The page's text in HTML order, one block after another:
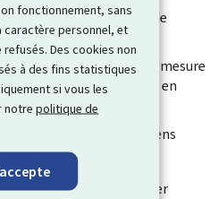
fonctionnement, sans
caractère personnel, et
Des cookies non
à des fins statistiques
si vous les
notrepolitique de
à droite de la page de
pour apprendre quelle mesure
envisagée sur le bien en
pour tous les liens
de résultats.
il est conseillé de procéder